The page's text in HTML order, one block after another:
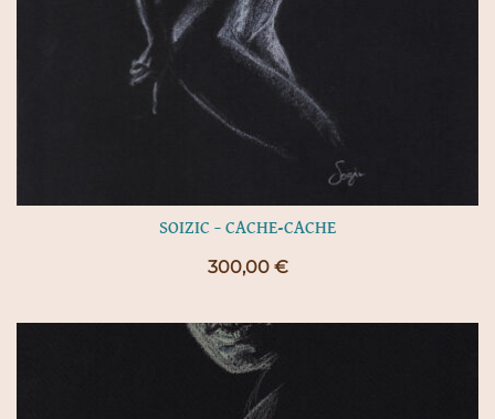
SOIZIC – CACHE-CACHE
300,00 €